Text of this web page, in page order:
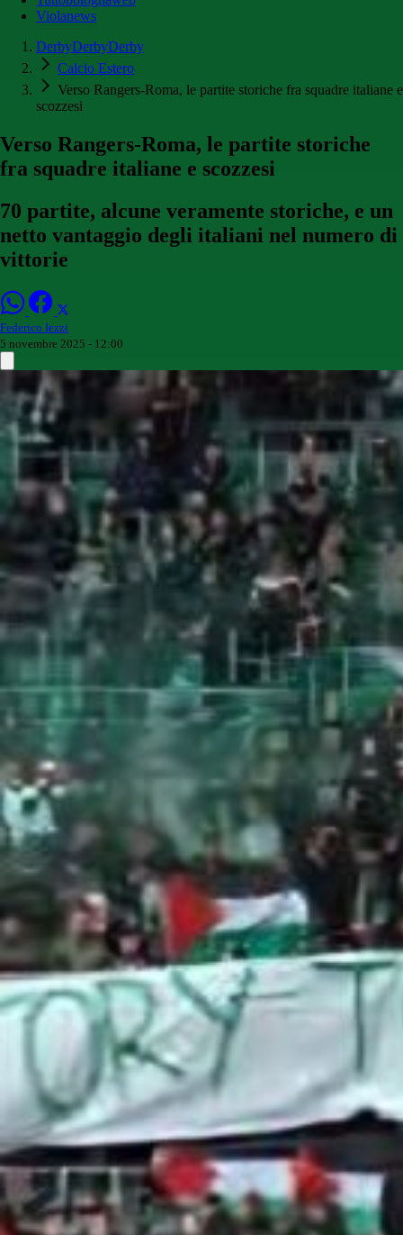
Violanews
DerbyDerbyDerby
Calcio Estero
Verso Rangers-Roma, le partite storiche fra squadre italiane e
scozzesi
Verso Rangers-Roma, le partite storiche
fra squadre italiane e scozzesi
70 partite, alcune veramente storiche, e un
netto vantaggio degli italiani nel numero di
vittorie
Federico Iezzi
5 novembre 2025 - 12:00